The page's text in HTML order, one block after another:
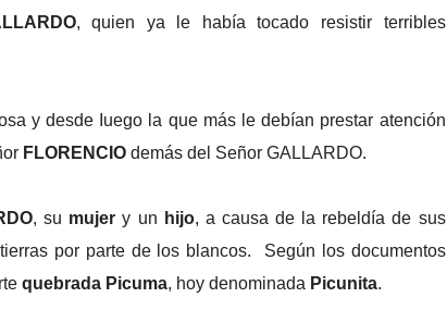
, quien ya le había tocado resistir terribles
y desde Iuego la que más le debían prestar atención
FLORENCIOdemás del Señor GALLARDO.
, su mujery un hijo, a causa de la rebeldía de sus
por parte de los blancos. Según los documentos
quebrada Picuma, hoy denominada Picunita.